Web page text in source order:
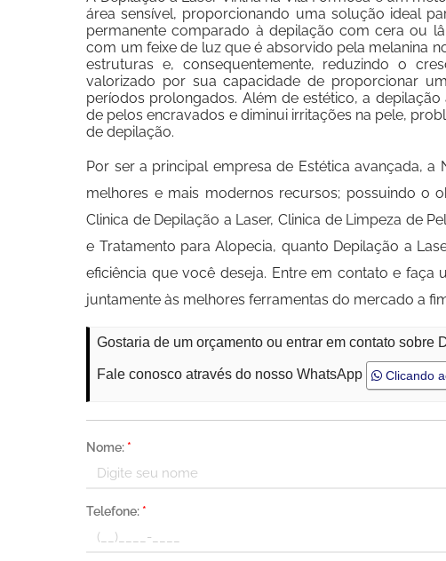
área sensível, proporcionando uma solução ideal
permanente comparado à depilação com cera ou
com um feixe de luz que é absorvido pela melanina
estruturas e, consequentemente, reduzindo o
valorizado por sua capacidade de proporcionar
períodos prolongados. Além de estético, a
de pelos encravados e diminui irritações na pele,
de depilação.
Por ser a principal empresa de Estética avançada,
melhores e mais modernos recursos; possuindo o
Clinica de Depilação a Laser, Clinica de Limpeza de
e Tratamento para Alopecia, quanto Depilação a
eficiência que você deseja. Entre em contato e faça
juntamente às melhores ferramentas do mercado a
Gostaria de um orçamento ou entrar em contato
Fale conosco através do nosso WhatsApp Clicando
Nome: *
Telefone: *